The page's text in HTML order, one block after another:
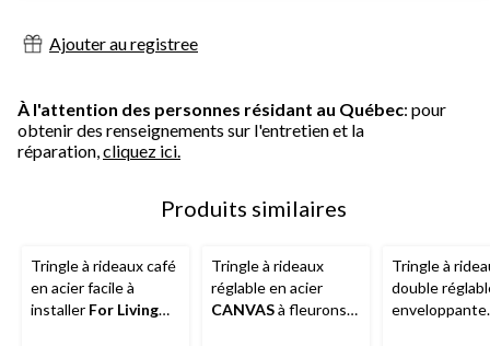
Ajouter au registree
À l'attention des personnes résidant au Québec: pour
obtenir des renseignements sur l'entretien et la
réparation,cliquez ici.
Produits similaires
Tringle à rideaux café
en acier facile à
installer For Living
Tringle à rideaux
réglable en acier
CANVASà fleurons
Tringle à
double
enveloppante